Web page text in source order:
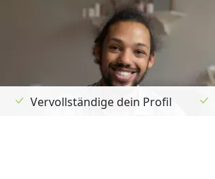
Vervollständige dein Profil